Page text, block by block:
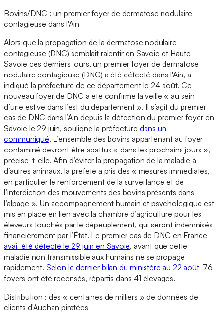
Bovins/DNC : un premier foyer de dermatose nodulaire
contagieuse dans l'Ain
Alors que la propagation de la dermatose nodulaire
contagieuse (DNC) semblait ralentir en Savoie et Haute-
Savoie ces derniers jours, un premier foyer de dermatose
nodulaire contagieuse (DNC) a été détecté dans l'Ain, a
indiqué la préfecture de ce département le 24 août. Ce
nouveau foyer de DNC a été confirmé la veille « au sein
d’une estive dans l’est du département ». Il s’agit du premier
cas de DNC dans l’Ain depuis la détection du premier foyer en
Savoie le 29 juin, souligne la préfecture dans un
communiqué. L’ensemble des bovins appartenant au foyer
contaminé devront être abattus « dans les prochains jours »,
précise-t-elle. Afin d’éviter la propagation de la maladie à
d’autres animaux, la préfète a pris des « mesures immédiates,
en particulier le renforcement de la surveillance et de
l’interdiction des mouvements des bovins présents dans
l’alpage ». Un accompagnement humain et psychologique est
mis en place en lien avec la chambre d’agriculture pour les
éleveurs touchés par le dépeuplement, qui seront indemnisés
financièrement par l’État. Le premier cas de DNC en France
avait été détecté le 29 juin en Savoie, avant que cette
maladie non transmissible aux humains ne se propage
rapidement. Selon le dernier bilan du ministère au 22 août, 76
foyers ont été recensés, répartis dans 41 élevages.
Distribution : des « centaines de milliers » de données de
clients d'Auchan piratées